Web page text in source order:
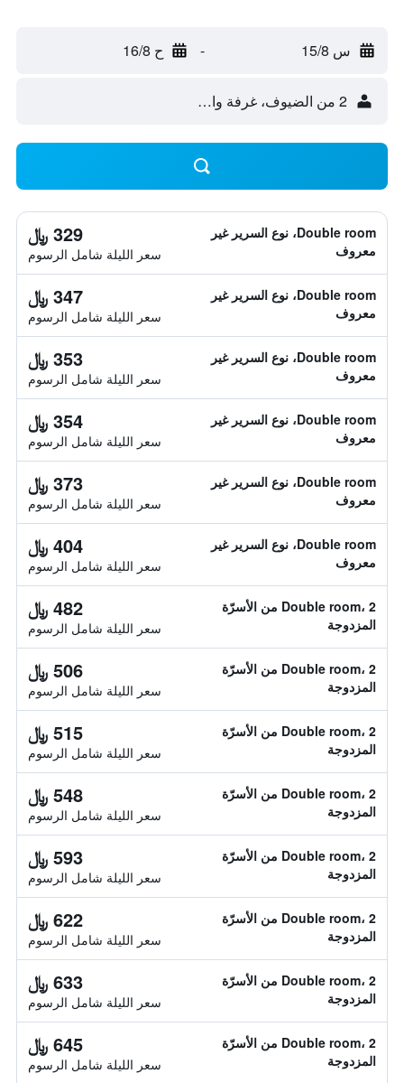
س 15/8 - ح 16/8
2 من الضيوف، غرفة واحدة
Double room، نوع السرير غير
معروف
329 ﷼
سعر الليلة شامل الرسوم
Double room، نوع السرير غير
معروف
347 ﷼
سعر الليلة شامل الرسوم
Double room، نوع السرير غير
معروف
353 ﷼
سعر الليلة شامل الرسوم
Double room، نوع السرير غير
معروف
354 ﷼
سعر الليلة شامل الرسوم
Double room، نوع السرير غير
معروف
373 ﷼
سعر الليلة شامل الرسوم
Double room، نوع السرير غير
معروف
404 ﷼
سعر الليلة شامل الرسوم
Double room، 2 من الأسرّة
المزدوجة
482 ﷼
سعر الليلة شامل الرسوم
Double room، 2 من الأسرّة
المزدوجة
506 ﷼
سعر الليلة شامل الرسوم
Double room، 2 من الأسرّة
المزدوجة
515 ﷼
سعر الليلة شامل الرسوم
Double room، 2 من الأسرّة
المزدوجة
548 ﷼
سعر الليلة شامل الرسوم
Double room، 2 من الأسرّة
المزدوجة
593 ﷼
سعر الليلة شامل الرسوم
Double room، 2 من الأسرّة
المزدوجة
622 ﷼
سعر الليلة شامل الرسوم
Double room، 2 من الأسرّة
المزدوجة
633 ﷼
سعر الليلة شامل الرسوم
Double room، 2 من الأسرّة
المزدوجة
645 ﷼
سعر الليلة شامل الرسوم